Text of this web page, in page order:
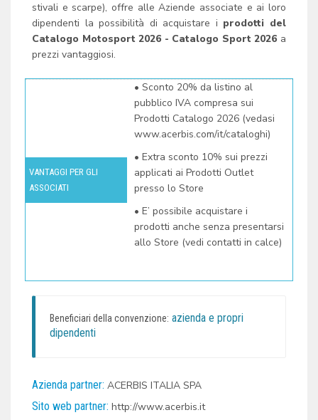
stivali e scarpe), offre alle Aziende associate e ai loro
dipendenti la possibilità di acquistare i prodotti del
Catalogo Motosport2026 - Catalogo Sport 2026 a
prezzi vantaggiosi.
VANTAGGI PER GLI
ASSOCIATI
• Sconto 20% da listino al
pubblico IVA compresa sui
Prodotti Catalogo 2026 (vedasi
www.acerbis.com/it/cataloghi)
• Extra sconto 10% sui prezzi
applicati ai Prodotti Outlet
presso lo Store
• E’ possibile acquistare i
prodotti anche senza presentarsi
allo Store (vedi contatti in calce)
Beneficiari della convenzione: azienda e propri
dipendenti
Azienda partner: ACERBIS ITALIA SPA
Sito web partner: http://www.acerbis.it